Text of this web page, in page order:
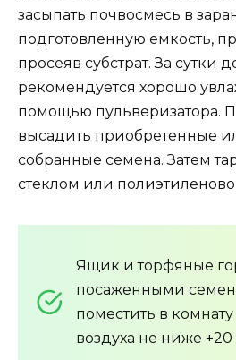
засыпать почвосмесь в
подготовленную емкость,
просеяв субстрат. За сутки
рекомендуется хорошо
помощью пульверизатора.
высадить приобретенные
собранные семена. Затем
стеклом или
Ящик и торфяные
посаженными
поместить в
воздуха не ниже +20